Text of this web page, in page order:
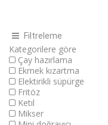
Filtreleme
Kategorilere göre
Çay hazırlama
Ekmek kızartma
Elektirikli süpürge
Fritöz
Ketıl
Mikser